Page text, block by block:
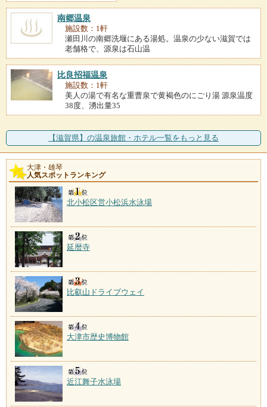
南郷温泉
施設数：1軒
瀬田川の南郷洗堰にある湯処。温泉の少ない滋賀では
老舗格で、源泉は石山温
比良招福温泉
施設数：1軒
美人の湯で有名な重曹泉で黄褐色のにごり湯 源泉温度
38度、湧出量35
【滋賀県】の温泉旅館・ホテル一覧をもっと見る
大津・雄琴
人気スポットランキング
北小松区営小松浜水泳場
延暦寺
比叡山ドライブウェイ
大津市歴史博物館
近江舞子水泳場